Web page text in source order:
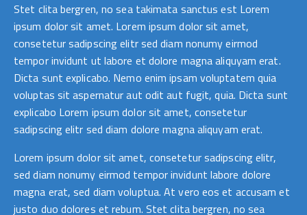
Stet clita bergren, no sea takimata sanctus est Lorem
ipsum dolor sit amet. Lorem ipsum dolor sit amet,
consetetur sadipscing elitr sed diam nonumy eirmod
tempor invidunt ut labore et dolore magna aliquyam erat.
Dicta sunt explicabo. Nemo enim ipsam voluptatem quia
voluptas sit aspernatur aut odit aut fugit, quia. Dicta sunt
explicabo Lorem ipsum dolor sit amet, consetetur
sadipscing elitr sed diam dolore magna aliquyam erat.
Lorem ipsum dolor sit amet, consetetur sadipscing elitr,
sed diam nonumy eirmod tempor invidunt labore dolore
magna erat, sed diam voluptua. At vero eos et accusam et
justo duo dolores et rebum. Stet clita bergren, no sea